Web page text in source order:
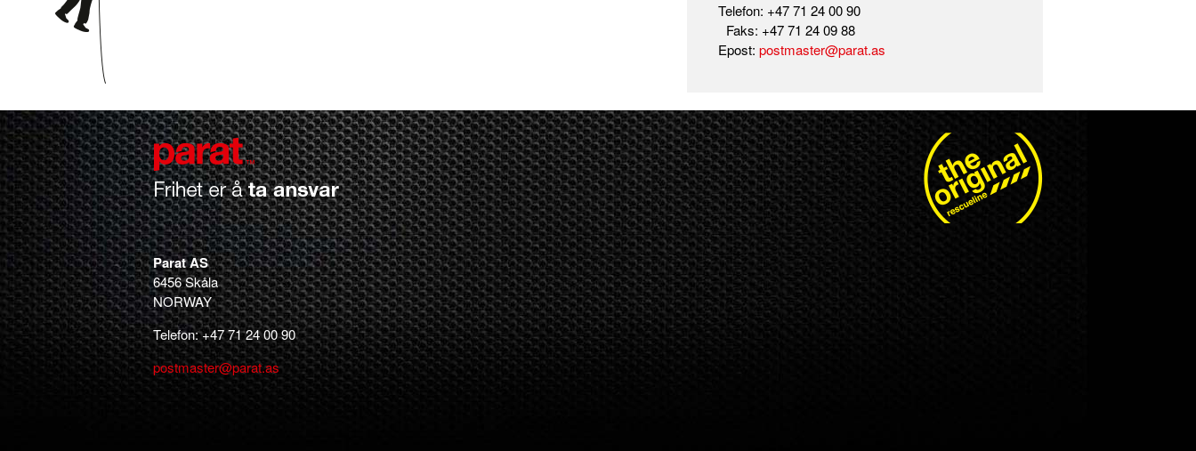
Telefon: +47 71 24 00 90
Faks: +47 71 24 09 88
Epost: postmaster@parat.as
Parat AS
6456 Skåla
NORWAY
Telefon: +47 71 24 00 90
postmaster@parat.as